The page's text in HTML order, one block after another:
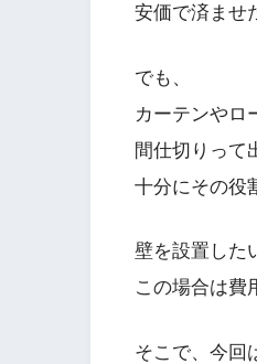
安価で済ませ
でも、
カーテンやロ
間仕切りって
十分にその役
壁を設置した
この場合は費
そこで、今回